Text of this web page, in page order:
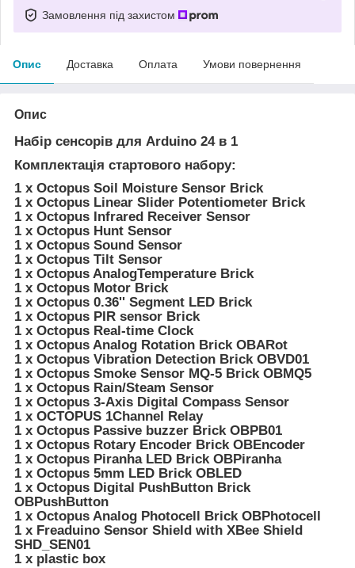
Замовлення під захистом
Опис Доставка Оплата Умови повернення
Опис
Набір сенсорів для Arduino 24 в 1
Комплектація стартового набору:
1 x Octopus Soil Moisture Sensor Brick
1 x Octopus Linear Slider Potentiometer Brick
1 x Octopus Infrared Receiver Sensor
1 x Octopus Hunt Sensor
1 x Octopus Sound Sensor
1 x Octopus Tilt Sensor
1 x Octopus AnalogTemperature Brick
1 x Octopus Motor Brick
1 x Octopus 0.36'' Segment LED Brick
1 x Octopus PIR sensor Brick
1 x Octopus Real-time Clock
1 x Octopus Analog Rotation Brick OBARot
1 x Octopus Vibration Detection Brick OBVD01
1 x Octopus Smoke Sensor MQ-5 Brick OBMQ5
1 x Octopus Rain/Steam Sensor
1 x Octopus 3-Axis Digital Compass Sensor
1 x OCTOPUS 1Channel Relay
1 x Octopus Passive buzzer Brick OBPB01
1 x Octopus Rotary Encoder Brick OBEncoder
1 x Octopus Piranha LED Brick OBPiranha
1 x Octopus 5mm LED Brick OBLED
1 x Octopus Digital PushButton Brick
OBPushButton
1 x Octopus Analog Photocell Brick OBPhotocell
1 x Freaduino Sensor Shield with XBee Shield
SHD_SEN01
1 x plastic box